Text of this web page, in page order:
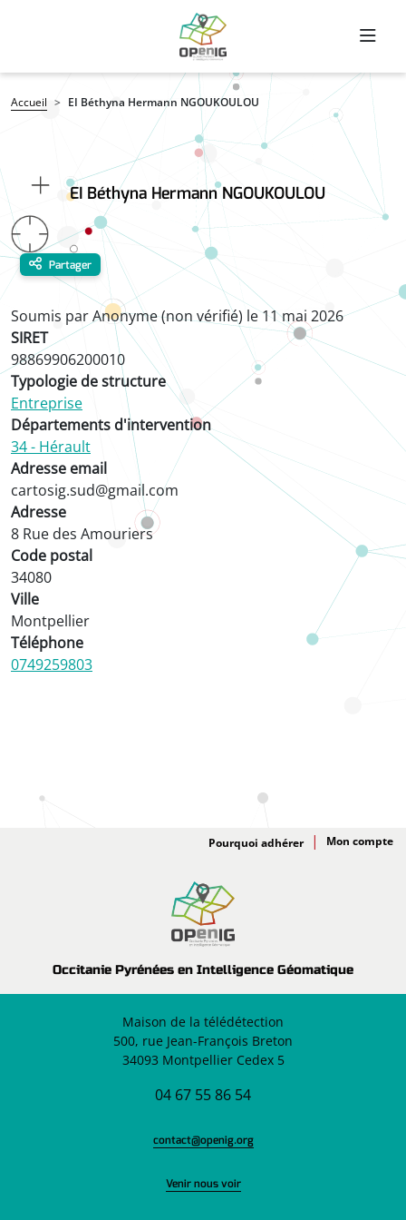
Fil d'Ariane
Accueil EI Béthyna Hermann NGOUKOULOU
EI Béthyna Hermann NGOUKOULOU
Partager
Soumis parAnonyme (non vérifié) le11 mai 2026
SIRET
98869906200010
Typologie de structure
Entreprise
Départements d'intervention
34 - Hérault
Adresse email
cartosig.sud@gmail.com
Adresse
8 Rue des Amouriers
Code postal
34080
Ville
Montpellier
Téléphone
0749259803
Occitanie Pyrénées en Intelligence Géomatique
Adhésion
Pourquoi adhérer
Maison de la télédétection
500, rue Jean-François Breton
34093 Montpellier Cedex 5
04 67 55 86 54
contact@openig.org
Venir nous voir